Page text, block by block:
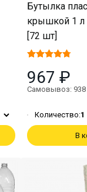
Бутылка
крышкой 1 л
[72 шт]
967 ₽
Самовывоз: 938
Количество:1
В